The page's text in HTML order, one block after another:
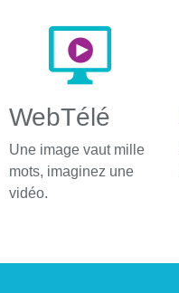
WebTélé
Une image vaut mille
mots, imaginez une
vidéo.